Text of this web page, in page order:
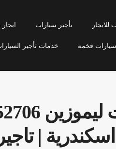
للايجار تأجير سيارات
سيارات فخمه خدمات تأجير
اسكندرية |